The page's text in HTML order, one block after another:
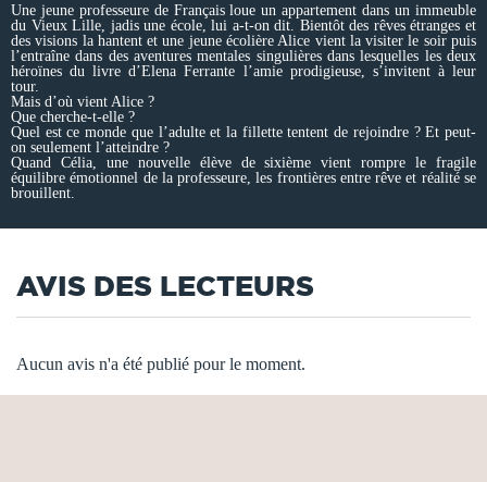
Une jeune professeure de Français loue un appartement dans un immeuble
du Vieux Lille, jadis une école, lui a-t-on dit. Bientôt des rêves étranges et
des visions la hantent et une jeune écolière Alice vient la visiter le soir puis
l’entraîne dans des aventures mentales singulières dans lesquelles les deux
héroïnes du livre d’Elena Ferrante l’amie prodigieuse, s’invitent à leur
tour.
Mais d’où vient Alice ?
Que cherche-t-elle ?
Quel est ce monde que l’adulte et la fillette tentent de rejoindre ? Et peut-
on seulement l’atteindre ?
Quand Célia, une nouvelle élève de sixième vient rompre le fragile
équilibre émotionnel de la professeure, les frontières entre rêve et réalité se
brouillent.
AVIS DES LECTEURS
Aucun avis n'a été publié pour le moment.